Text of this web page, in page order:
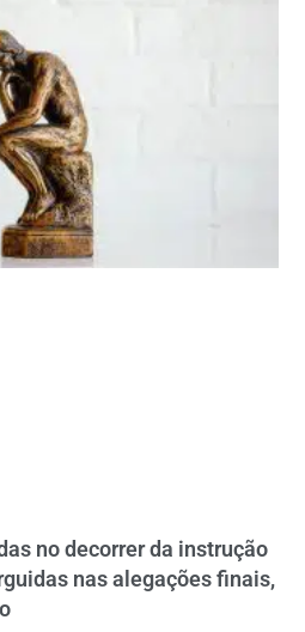
no decorrer da instrução
nas alegações finais,